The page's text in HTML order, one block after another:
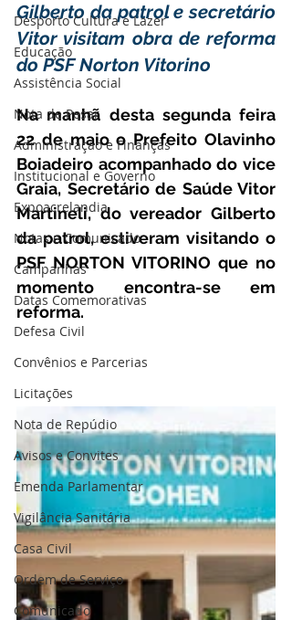
Desporto Cultura e Lazer
Educação
Assistência Social
Nota de Pesar
Administração e Finanças
Institucional e Governo
Expoacrelandia
Notas e Comunicado
Campanhas
Datas Comemorativas
Defesa Civil
Convênios e Parcerias
Licitações
Nota de Repúdio
Avisos e Convites
Emenda Parlamentar
Vigilância Sanitária
Casa Civil
Ordem de Serviço
Comunicado
Gilberto da patrol e secretário
Vitor visitam obra de reforma
do PSF Norton Vitorino
Na manhã desta segunda feira
22 de maio o Prefeito Olavinho
Boiadeiro acompanhado do vice
Graia, Secretário de Saúde Vitor
Martineli, do vereador Gilberto
da patrol, estiveram visitando o
PSF NORTON VITORINO que no
momento encontra-se em
reforma.